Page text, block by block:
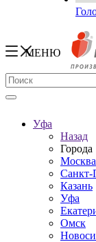
МЕНЮ
Уфа
Назад
Города
Москва
Санкт-
Казань
Уфа
Омск